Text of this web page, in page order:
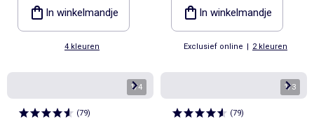
In winkelmandje
4 kleuren
In winkelmandje
Exclusief online | 2 kleuren
1/4
(79)
1/3
(79)